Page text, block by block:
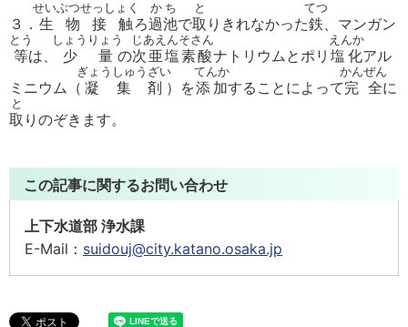
３． 生物接触
せいぶつせっしょく
ろ過池
かち
で取
と
りきれなかった鉄
てつ
、マンガン
等
とう
は、 少量
しょうりょう
の次亜塩素酸
じあえんそさん
ナトリウムとポリ 塩化
えんか
アル
ミニウム（ 凝集剤
ぎょうしゅうざい
）を添加
てんか
することによって完全
かんぜん
に
取
と
りのぞきます。
この記事に関するお問い合わせ
上下水道部 浄水課
E-Mail： suidouj@city.katano.osaka.jp